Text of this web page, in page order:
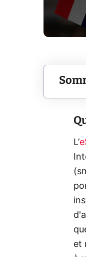
L’
et